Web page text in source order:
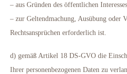
– aus Gründen des öffentlichen
– zur Geltendmachung, Ausübung oder
Rechtsansprüchen erforderlich ist.
d) gemäß Artikel 18 DS-GVO die
Ihrer personenbezogenen Daten zu